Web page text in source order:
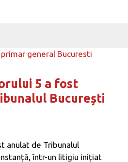
5 a fost
București
anulat de Tribunalul
într-un litigiu inițiat